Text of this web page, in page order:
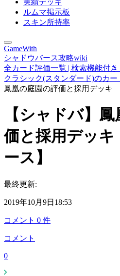
実績デッキ
ルムマ掲示板
スキン所持率
GameWith
シャドウバース攻略wiki
全カード評価一覧 | 検索機能付き
クラシック(スタンダード)のカー
鳳凰の庭園の評価と採用デッキ
【シャドバ】
価と採用デッ
ース】
最終更新:
2019年10月9日18:53
コメント 0 件
コメント
0